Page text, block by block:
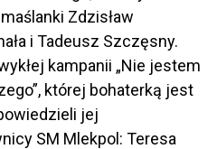
Zdzisław
i Tadeusz Szczęsny.
kampanii „Nie jestem
której bohaterką jest
jej
SM Mlekpol: Teresa